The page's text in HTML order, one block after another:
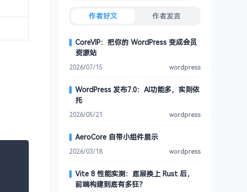
作者好文 作者发言
CoreVIP：把你的 WordPress 变成会员
资源站
2026/07/15 wordpress
WordPress 发布7.0：AI功能多，实则依
托
2026/05/21 wordpress
AeroCore 自带小组件展示
2026/03/18 wordpress
Vite 8 性能实测：底层换上 Rust 后，
前端构建到底有多狂？